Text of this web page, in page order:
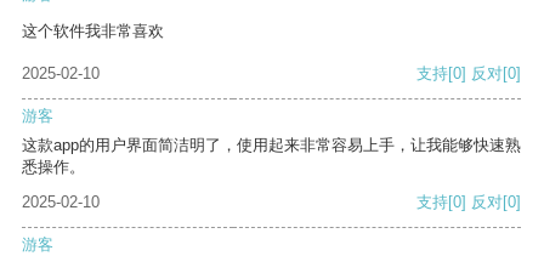
这个软件我非常喜欢
2025-02-10 支持[0] 反对[0]
游客
这款app的用户界面简洁明了，使用起来非常容易上手，让我能够快速熟
悉操作。
2025-02-10
支持[0] 反对[0]
游客